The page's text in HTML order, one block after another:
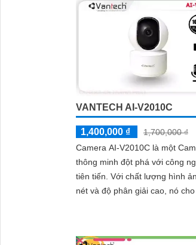
VANTECH AI-V2010C
1,400,000 ₫
1,700,000 ₫
Camera AI-V2010C là một
thông minh đột phá với công
tiên tiến. Với chất lượng hình ảnh sắc
nét và độ phân giải cao, nó